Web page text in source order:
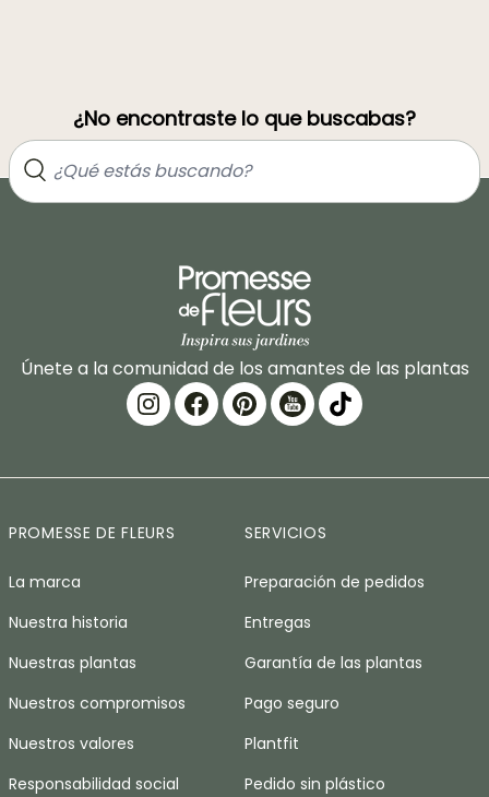
¿No encontraste lo que buscabas?
Únete a la comunidad de los amantes de las plantas
PROMESSE DE FLEURS
La marca
Nuestra historia
Nuestras plantas
Nuestros compromisos
Nuestros valores
Responsabilidad social
SERVICIOS
Preparación de pedidos
Entregas
Garantía de las plantas
Pago seguro
Plantfit
Pedido sin plástico